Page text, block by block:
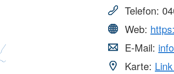
Telefon:
Web:
E-Mail:
Karte: